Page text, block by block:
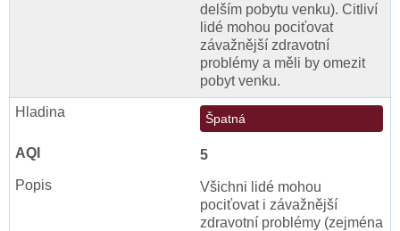
delším pobytu venku). Citliví
lidé mohou pociťovat
závažnější zdravotní
problémy a měli by omezit
pobyt venku.
Špatná
5
Všichni lidé mohou
pociťovat i závažnější
zdravotní problémy (zejména